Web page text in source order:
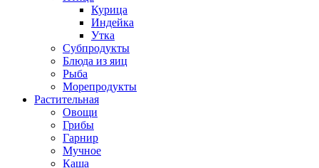
Курица
Индейка
Утка
Субпродукты
Блюда из яиц
Рыба
Морепродукты
Растительная
Овощи
Грибы
Гарнир
Мучное
Каша